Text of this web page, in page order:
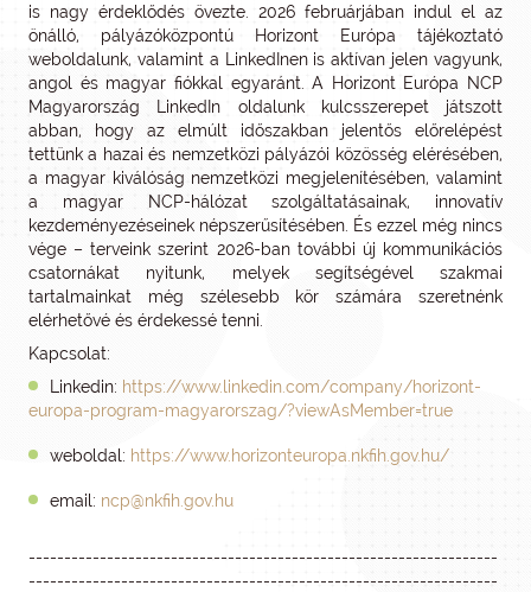
is nagy érdeklődés övezte. 2026 februárjában indul el az
önálló, pályázóközpontú Horizont Európa tájékoztató
weboldalunk, valamint a LinkedInen is aktívan jelen vagyunk,
angol és magyar fiókkal egyaránt. A Horizont Európa NCP
Magyarország LinkedIn oldalunk kulcsszerepet játszott
abban, hogy az elmúlt időszakban jelentős előrelépést
tettünk a hazai és nemzetközi pályázói közösség elérésében,
a magyar kiválóság nemzetközi megjelenítésében, valamint
a magyar NCP-hálózat szolgáltatásainak, innovatív
kezdeményezéseinek népszerűsítésében. És ezzel még nincs
vége – terveink szerint 2026-ban további új kommunikációs
csatornákat nyitunk, melyek segítségével szakmai
tartalmainkat még szélesebb kör számára szeretnénk
elérhetővé és érdekessé tenni.
Kapcsolat:
Linkedin: https://www.linkedin.com/company/horizont-
europa-program-magyarorszag/?viewAsMember=true
weboldal: https://www.horizonteuropa.nkfih.gov.hu/
email: ncp@nkfih.gov.hu
------------------------------------------------------------------
------------------------------------------------------------------